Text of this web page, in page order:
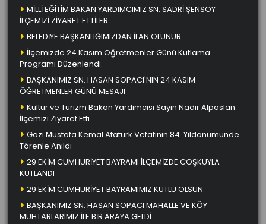
MİLLİ EĞİTİM BAKAN YARDIMCIMIZ SN. SADRİ ŞENSOY
İLÇEMİZİ ZİYARET ETTİLER
BELEDİYE BAŞKANLIĞIMIZDAN İLAN OLUNUR
İlçemizde 24 Kasım Öğretmenler Günü Kutlama
Programı Düzenlendi.
BAŞKANIMIZ SN. HASAN SOPACI'NIN 24 KASIM
ÖĞRETMENLER GÜNÜ MESAJI
Kültür ve Turizm Bakan Yardımcısı Sayın Nadir Alpaslan
İlçemizi Ziyaret Etti
Gazi Mustafa Kemal Atatürk Vefatının 84. Yıldönümünde
Törenle Anıldı
29 EKİM CUMHURİYET BAYRAMI İLÇEMİZDE COŞKUYLA
KUTLANDI
29 EKİM CUMHURİYET BAYRAMIMIZ KUTLU OLSUN
BAŞKANIMIZ SN. HASAN SOPACI MAHALLE VE KÖY
MUHTARLARIMIZ İLE BİR ARAYA GELDİ